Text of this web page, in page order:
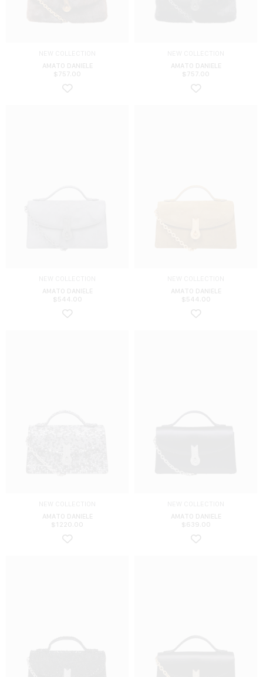
AMATO DANIELE
$ 757.00
AMATO DANIELE
$ 757.00
AMATO DANIELE
$ 544.00
AMATO DANIELE
$ 544.00
AMATO DANIELE
$ 1220.00
AMATO DANIELE
$ 639.00